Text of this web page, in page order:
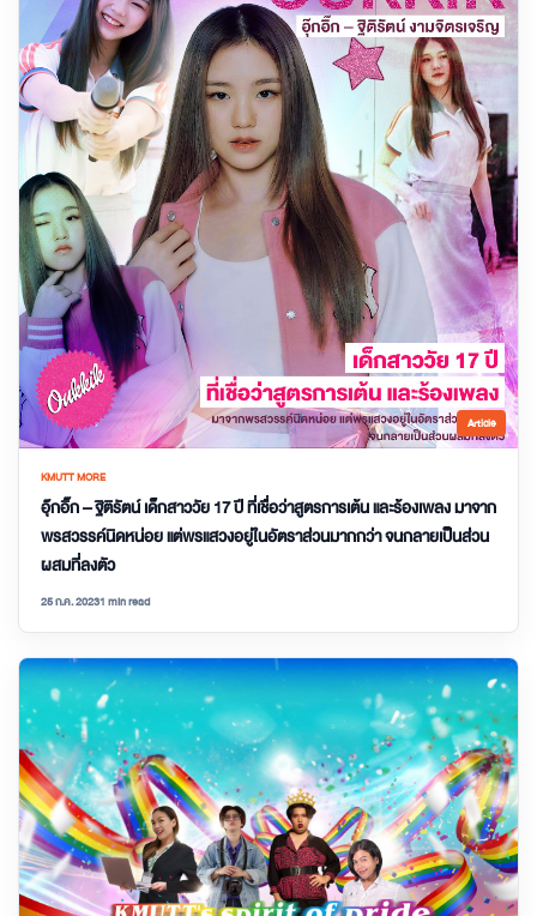
Article
KMUTT MORE
อุ๊กอิ๊ก – ฐิติรัตน์ เด็กสาววัย 17 ปี ที่เชื่อว่าสูตรการเต้น และร้องเพลง มาจาก
พรสวรรค์นิดหน่อย แต่พรแสวงอยู่ในอัตราส่วนมากกว่า จนกลายเป็นส่วน
ผสมที่ลงตัว
25 ก.ค. 20231 min read